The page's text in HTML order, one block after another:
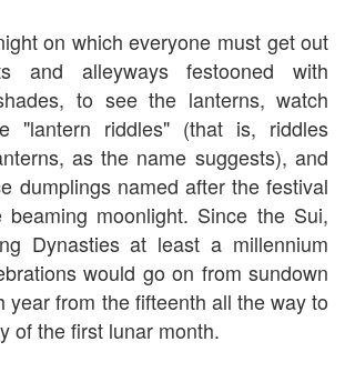
on which everyone must get out
and alleyways festooned with
to see the lanterns, watch
"lantern riddles" (that is, riddles
as the name suggests), and
dumplings named after the festival
moonlight. Since the Sui,
Dynasties at least a millennium
would go on from sundown
year from the fifteenth all the way to
of the first lunar month.